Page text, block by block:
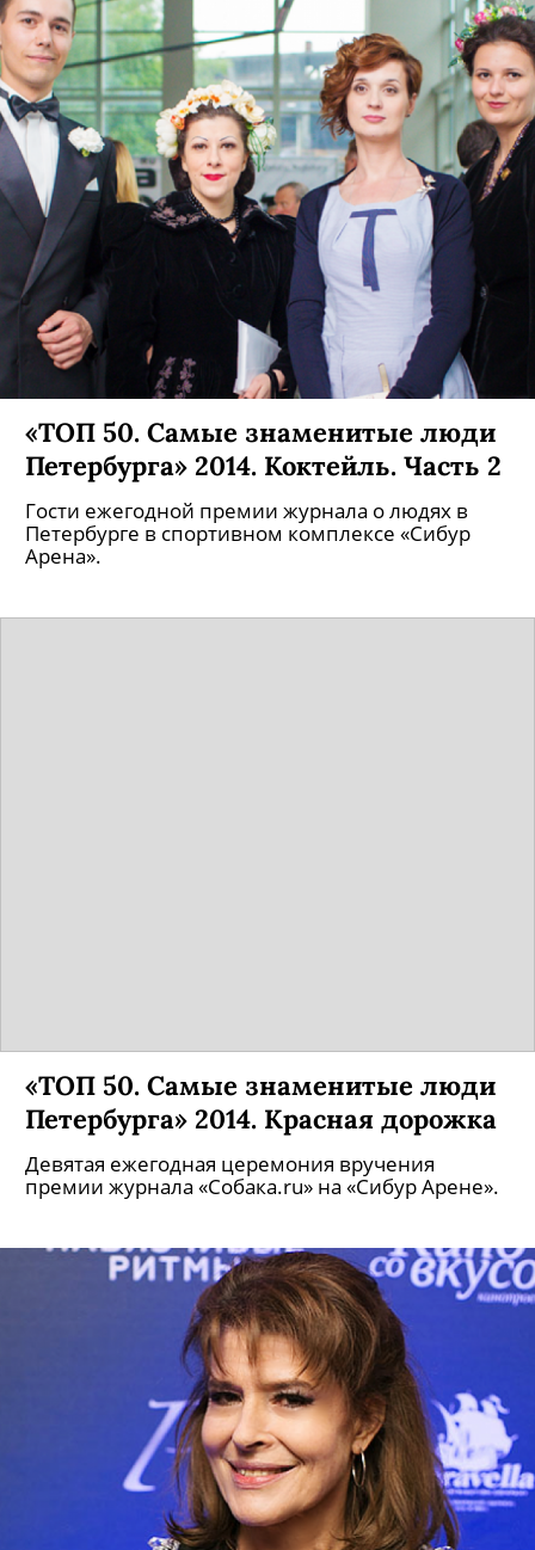
«ТОП 50. Самые знаменитые люди
Петербурга» 2014. Коктейль. Часть 2
Гости ежегодной премии журнала о людях в
Петербурге в спортивном комплексе «Сибур
Арена».
«ТОП 50. Самые знаменитые люди
Петербурга» 2014. Красная дорожка
Девятая ежегодная церемония вручения
премии журнала «Собака.ru» на «Сибур Арене».